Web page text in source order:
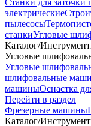
Станки для заточки
электрические
пылесосы
станкиУгловые
Каталог/
Угловые
Угловые
шлифовальные
машиныОснастка
Перейти в раздел
Фрезерные машины
Каталог/